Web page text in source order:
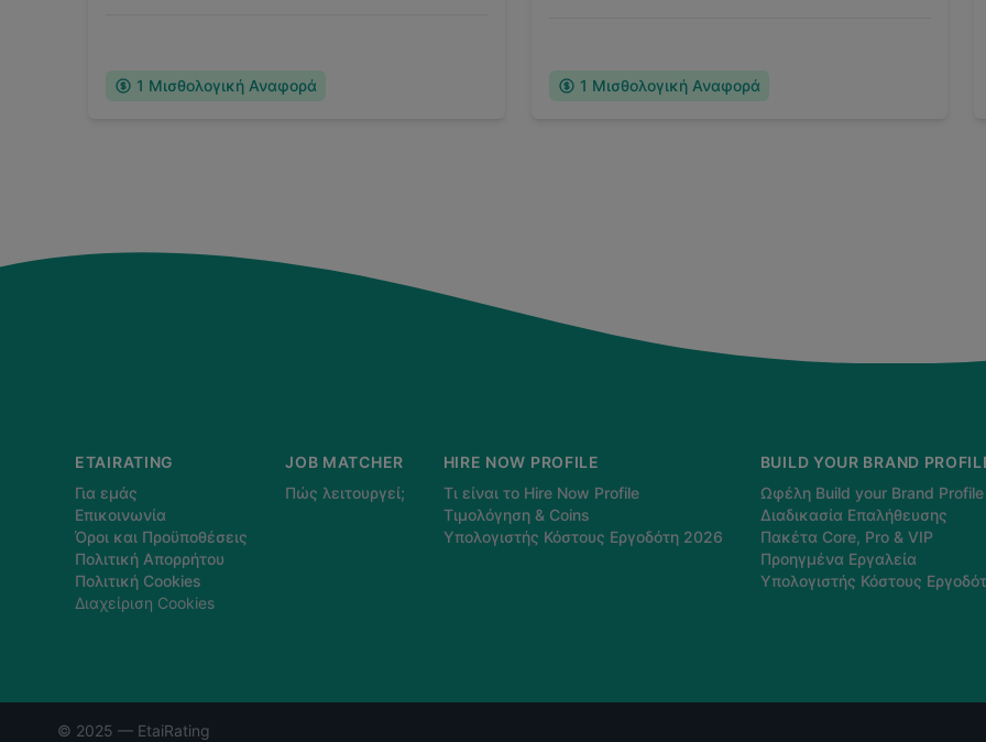
1 Μισθολογική Αναφορά 1 Μισθολογική Αναφορά
ETAIRATING
Για εμάς
Επικοινωνία
Όροι και Προϋποθέσεις
Πολιτική Απορρήτου
Πολιτική Cookies
Διαχείριση Cookies
JOB MATCHER
Πώς λειτουργεί;
HIRE NOW PROFILE
Τι είναι το Hire Now Profile
Τιμολόγηση & Coins
Υπολογιστής Κόστους Εργοδότη 2026
BUILD YOUR BRAND
Ωφέλη Build your Brand Profile
Διαδικασία Επαλήθευσης
Πακέτα Core, Pro & VIP
Προηγμένα Εργαλεία
Υπολογιστής Κόστους
© 2025 — EtaiRating